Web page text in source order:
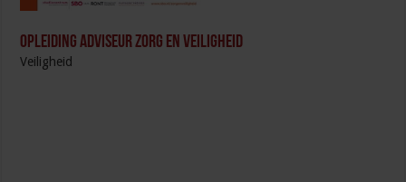
Opleiding Adviseur zorg en veiligheid
Veiligheid